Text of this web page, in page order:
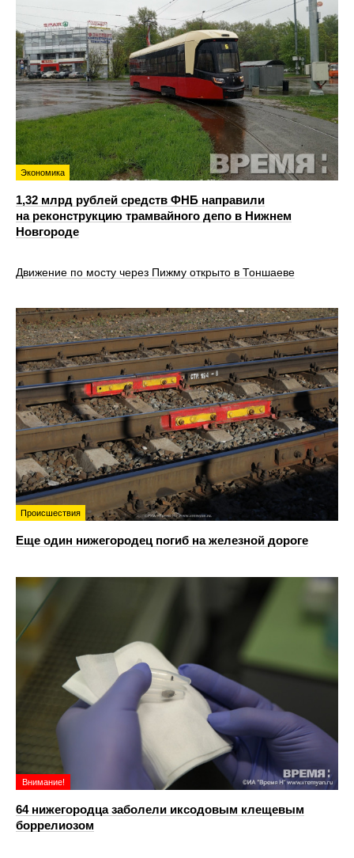
Экономика
1,32 млрд рублей средств ФНБ направили
на реконструкцию трамвайного депо в Нижнем
Новгороде
Движение по мосту через Пижму открыто в Тоншаеве
Происшествия
Еще один нижегородец погиб на железной дороге
Внимание!
64 нижегородца заболели иксодовым клещевым
боррелиозом